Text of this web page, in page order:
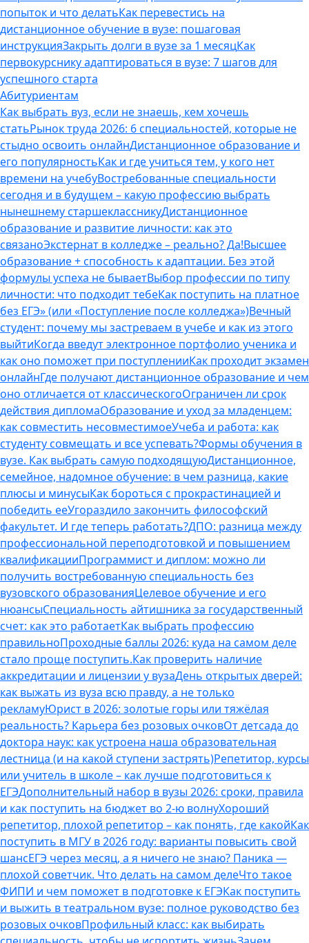
попыток и что делатьКак перевестись на
дистанционное обучение в вузе: пошаговая
инструкцияЗакрыть долги в вузе за 1 месяцКак
первокурснику адаптироваться в вузе: 7 шагов для
успешного старта
Абитуриентам
Как выбрать вуз, если не знаешь, кем хочешь
статьРынок труда 2026: 6 специальностей, которые не
стыдно освоить онлайнДистанционное образование и
его популярностьКак и где учиться тем, у кого нет
времени на учебуВостребованные специальности
сегодня и в будущем – какую профессию выбрать
нынешнему старшеклассникуДистанционное
образование и развитие личности: как это
связаноЭкстернат в колледже – реально? Да!Высшее
образование + способность к адаптации. Без этой
формулы успеха не бываетВыбор профессии по типу
личности: что подходит тебеКак поступить на платное
без ЕГЭ» (или «Поступление после колледжа»)Вечный
студент: почему мы застреваем в учебе и как из этого
выйтиКогда введут электронное портфолио ученика и
как оно поможет при поступленииКак проходит экзамен
онлайнГде получают дистанционное образование и чем
оно отличается от классическогоОграничен ли срок
действия дипломаОбразование и уход за младенцем:
как совместить несовместимоеУчеба и работа: как
студенту совмещать и все успевать?Формы обучения в
вузе. Как выбрать самую подходящуюДистанционное,
семейное, надомное обучение: в чем разница, какие
плюсы и минусыКак бороться с прокрастинацией и
победить ееУгораздило закончить философский
факультет. И где теперь работать?ДПО: разница между
профессиональной переподготовкой и повышением
квалификацииПрограммист и диплом: можно ли
получить востребованную специальность без
вузовского образованияЦелевое обучение и его
нюансыСпециальность айтишника за государственный
счет: как это работаетКак выбрать профессию
правильноПроходные баллы 2026: куда на самом деле
стало проще поступить.Как проверить наличие
аккредитации и лицензии у вузаДень открытых дверей:
как выжать из вуза всю правду, а не только
рекламуЮрист в 2026: золотые горы или тяжёлая
реальность? Карьера без розовых очковОт детсада до
доктора наук: как устроена наша образовательная
лестница (и на какой ступени застрять)Репетитор, курсы
или учитель в школе – как лучше подготовиться к
ЕГЭДополнительный набор в вузы 2026: сроки, правила
и как поступить на бюджет во 2‑ю волнуХороший
репетитор, плохой репетитор – как понять, где какойКак
поступить в МГУ в 2026 году: варианты повысить свой
шансЕГЭ через месяц, а я ничего не знаю? Паника —
плохой советчик. Что делать на самом делеЧто такое
ФИПИ и чем поможет в подготовке к ЕГЭКак поступить
и выжить в театральном вузе: полное руководство без
розовых очковПрофильный класс: как выбирать